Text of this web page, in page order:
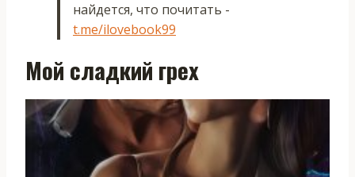
найдется, что почитать -
t.me/ilovebook99
Мой сладкий грех